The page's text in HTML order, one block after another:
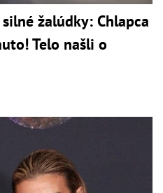
žalúdky: Chlapca
Telo našli o